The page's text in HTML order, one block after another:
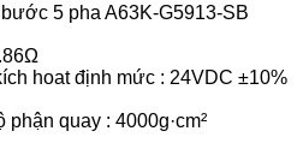
5 pha A63K-G5913-SB
hoat định mức : 24VDC ±10%
quay : 4000g·cm²